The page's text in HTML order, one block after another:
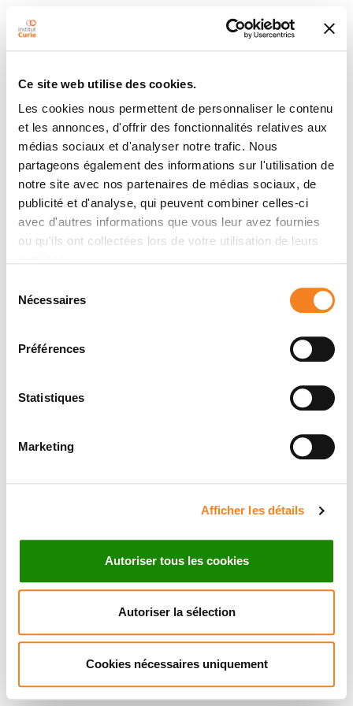
Ce site web utilise des cookies.
Les cookies nous permettent de personnaliser le contenu
et les annonces, d'offrir des fonctionnalités relatives aux
médias sociaux et d'analyser notre trafic. Nous
partageons également des informations sur l'utilisation de
notre site avec nos partenaires de médias sociaux, de
publicité et d'analyse, qui peuvent combiner celles-ci
avec d'autres informations que vous leur avez fournies
ou qu'ils ont collectées lors de votre utilisation de leurs
Nécessaires
Préférences
Statistiques
Marketing
Afficher les détails
Autoriser tous les cookies
Autoriser la sélection
Cookies nécessaires uniquement